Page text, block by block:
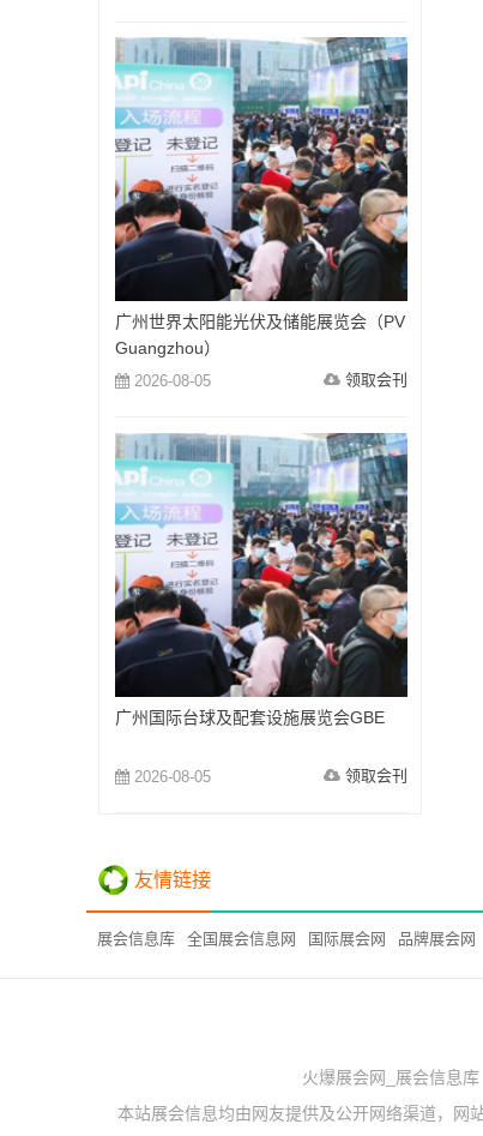
广州世界太阳能光伏及储能展览会（PV
Guangzhou）
2026-08-05 领取会刊
广州国际台球及配套设施展览会GBE
2026-08-05 领取会刊
友情链接
展会信息库 全国展会信息网 国际展会网 品牌展会网
火爆展会网_展会信息
本站展会信息均由网友提供及公开网络渠道，网